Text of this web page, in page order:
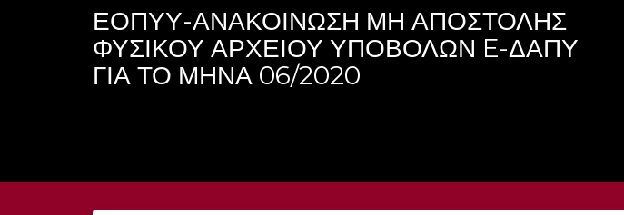
ΕΟΠΥΥ-ΑΝΑΚΟΙΝΩΣΗ ΜΗ ΑΠΟΣΤΟΛΗΣ
ΦΥΣΙΚΟΥ ΑΡΧΕΙΟΥ ΥΠΟΒΟΛΩΝ E-ΔΑΠΥ
ΓΙΑ ΤΟ ΜΗΝΑ 06/2020